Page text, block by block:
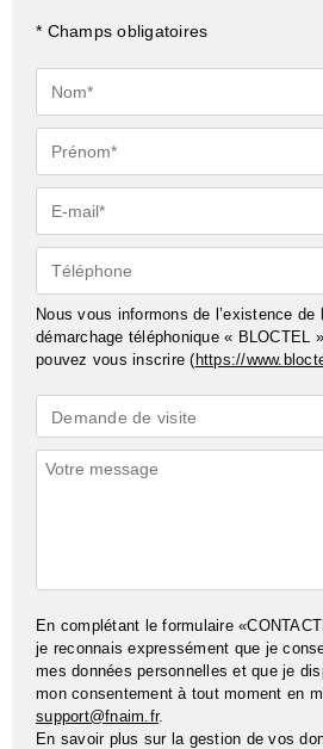
* Champs obligatoires
Nom*
Prénom*
E-
mail*
Téléphone
Nous vous informons de l’existence de
démarchage téléphonique « BLOCTEL
pouvez vous inscrire (https://
Demande
*
Demande de visite
Commentaires
En complétant le formulaire
je reconnais expressément que je
mes données personnelles et que je
mon consentement à tout moment en
support@fnaim.fr.
En savoir plus sur la gestion de vos